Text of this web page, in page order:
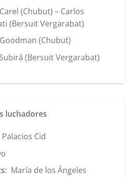
(Chubut) – Carlos
(Bersuit Vergarabat)
(Chubut)
(Bersuit Vergarabat)
luchadores
Cid
: María de los Ángeles